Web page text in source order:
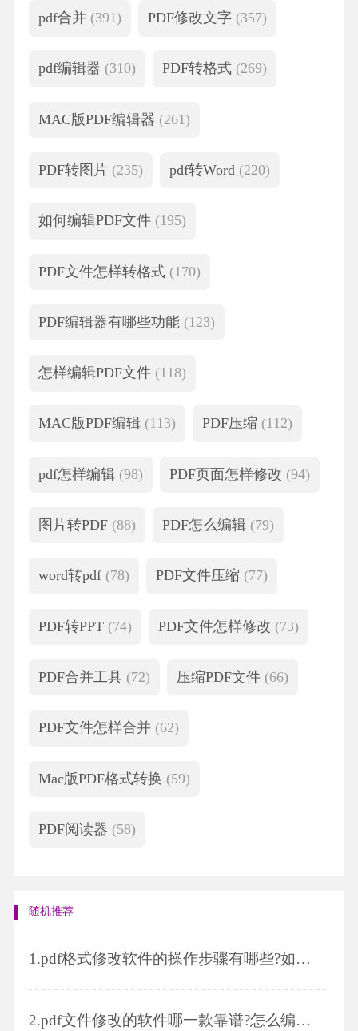
pdf合并 (391) PDF修改文字 (357)
pdf编辑器 (310) PDF转格式 (269)
MAC版PDF编辑器 (261)
PDF转图片 (235) pdf转Word (220)
如何编辑PDF文件 (195)
PDF文件怎样转格式 (170)
PDF编辑器有哪些功能 (123)
怎样编辑PDF文件 (118)
MAC版PDF编辑 (113) PDF压缩 (112)
pdf怎样编辑 (98) PDF页面怎样修改 (94)
图片转PDF (88) PDF怎么编辑 (79)
word转pdf (78) PDF文件压缩 (77)
PDF转PPT (74) PDF文件怎样修改 (73)
PDF合并工具 (72) 压缩PDF文件 (66)
PDF文件怎样合并 (62)
Mac版PDF格式转换 (59)
PDF阅读器 (58)
随机推荐
1.pdf格式修改软件的操作步骤有哪些?如何删除PDF其中一页?
2.pdf文件修改的软件哪一款靠谱?怎么编辑pdf文件